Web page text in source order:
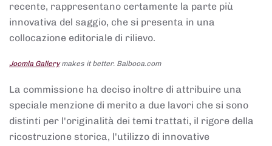
recente, rappresentano certamente la parte più
innovativa del saggio, che si presenta in una
collocazione editoriale di rilievo.
Joomla Gallerymakes it better. Balbooa.com
La commissione ha deciso inoltre di attribuire una
speciale menzione di merito a due lavori che si sono
distinti per l'originalità dei temi trattati, il rigore della
ricostruzione storica, l'utilizzo di innovative